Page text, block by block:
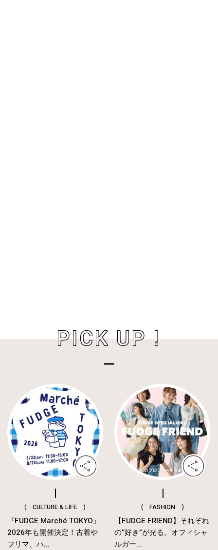
PICK UP !
( CULTURE & LIFE )
『FUDGE Marché TOKYO』
2026年も開催決定！古着や
フリマ、ハ...
( FASHION )
【FUDGE FRIEND】それぞれ
の“好き”が光る。オフィシャ
ルガー...